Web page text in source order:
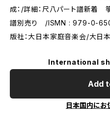
成：/詳細：尺八パート譜新着
譜別売り /ISMN : 979-0-
版社：大日本家庭音楽会/大日
International
Add
日本国内にお